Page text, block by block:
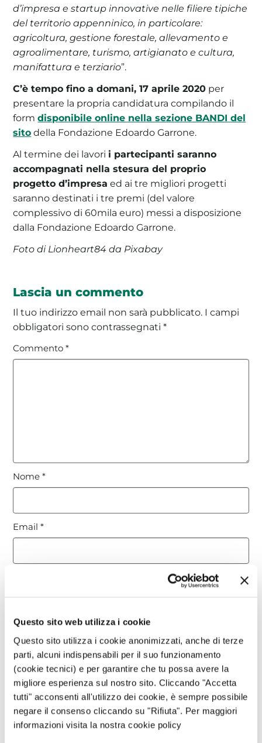
Questo sito web utilizza i cookie
Questo sito utilizza i cookie anonimizzati, anche di terze
parti, alcuni indispensabili per il suo funzionamento
(cookie tecnici) e per garantire che tu possa avere la
migliore esperienza sul nostro sito. Cliccando "Accetta
tutti" acconsenti all'utilizzo dei cookie, è sempre possibile
negare il consenso cliccando su "Rifiuta". Per maggiori
informazioni visita la nostra cookie policy
d’impresa e startup innovative nelle filiere tipiche
del territorio appenninico, in particolare:
agricoltura, gestione forestale, allevamento e
agroalimentare, turismo, artigianato e cultura,
manifattura e terziario”.
C’è tempo fino a domani, 17 aprile 2020 per
presentare la propria candidatura compilando il
formdisponibile online nella sezione BANDI del
sito della Fondazione Edoardo Garrone.
Al termine dei lavori i partecipanti saranno
accompagnati nella stesura del proprio
progetto d’impresa ed ai tre migliori progetti
saranno destinati i tre premi (del valore
complessivo di 60mila euro) messi a disposizione
dalla Fondazione Edoardo Garrone.
Foto di Lionheart84 da Pixabay
Lascia un commento
Il tuo indirizzo email non sarà pubblicato. I campi
obbligatori sono contrassegnati*
Commento*
Nome*
Email*
Questo sito è protetto da reCAPTCHA, ed è soggetto alla
Privacy Policye aiTermini di utilizzodi Google.
Avvertimi via email in caso di risposte al mio
commento.
Avvertimi via email alla pubblicazione di un nuovo